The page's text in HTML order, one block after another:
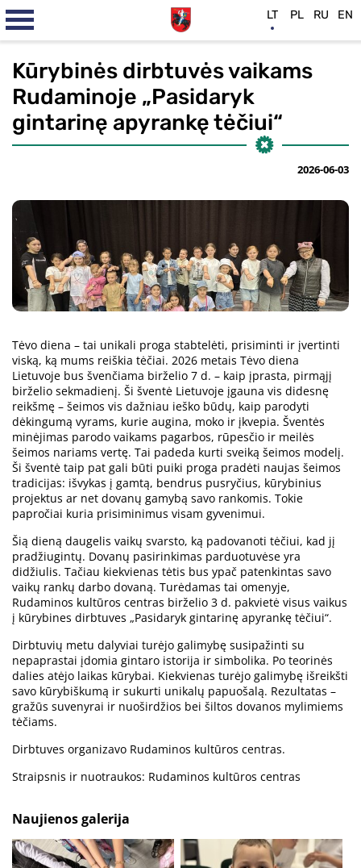
Kūrybinės dirbtuvės vaikams
Rudaminoje „Pasidaryk
gintarinę apyrankę tėčiui“
2026-06-03
Tėvo diena – tai unikali proga stabtelėti, prisiminti ir įvertinti
viską, ką mums reiškia tėčiai. 2026 metais Tėvo diena
Lietuvoje bus švenčiama birželio 7 d. – kaip įprasta, pirmąjį
birželio sekmadienį. Ši šventė Lietuvoje įgauna vis didesnę
reikšmę – šeimos vis dažniau ieško būdų, kaip parodyti
dėkingumą vyrams, kurie augina, moko ir įkvepia. Šventės
minėjimas parodo vaikams pagarbos, rūpesčio ir meilės
šeimos nariams vertę. Tai padeda kurti sveiką šeimos modelį.
Ši šventė taip pat gali būti puiki proga pradėti naujas šeimos
tradicijas: išvykas į gamtą, bendrus pusryčius, kūrybinius
projektus ar net dovanų gamybą savo rankomis. Tokie
papročiai kuria prisiminimus visam gyvenimui.
Šią dieną daugelis vaikų svarsto, ką padovanoti tėčiui, kad jį
pradžiugintų. Dovanų pasirinkimas parduotuvėse yra
didžiulis. Tačiau kiekvienas tėtis bus ypač patenkintas savo
vaikų rankų darbo dovaną. Turėdamas tai omenyje,
Rudaminos kultūros centras birželio 3 d. pakvietė visus vaikus
į kūrybines dirbtuves „Pasidaryk gintarinę apyrankę tėčiui“.
Dirbtuvių metu dalyviai turėjo galimybę susipažinti su
nepaprastai įdomia gintaro istorija ir simbolika. Po teorinės
dalies atėjo laikas kūrybai. Kiekvienas turėjo galimybę išreikšti
savo kūrybiškumą ir sukurti unikalų papuošalą. Rezultatas –
gražūs suvenyrai ir nuoširdžios bei šiltos dovanos mylimiems
tėčiams.
Dirbtuves organizavo Rudaminos kultūros centras.
Straipsnis ir nuotraukos: Rudaminos kultūros centras
Naujienos galerija
LT PL RU EN